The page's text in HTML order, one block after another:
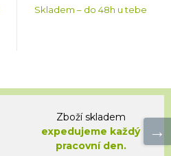
Skladem – do 48h u tebe
Zboží skladem
expedujeme každý
pracovní den.